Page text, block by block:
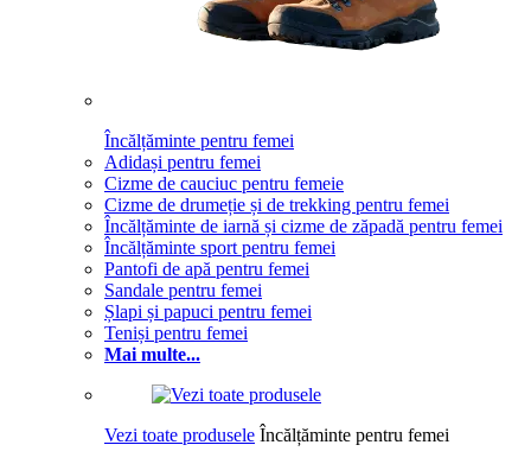
Încălțăminte pentru femei
Adidași pentru femei
Cizme de cauciuc pentru femeie
Cizme de drumeție și de trekking pentru femei
Încălțăminte de iarnă și cizme de zăpadă pentru femei
Încălțăminte sport pentru femei
Pantofi de apă pentru femei
Sandale pentru femei
Șlapi și papuci pentru femei
Teniși pentru femei
Mai multe...
Vezi toate produsele Încălțăminte pentru femei